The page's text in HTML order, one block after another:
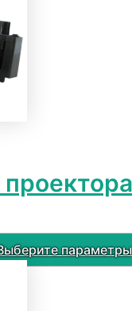
₽
₽
параметры